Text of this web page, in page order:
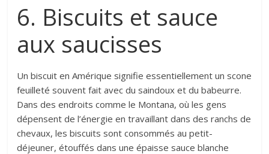
6. Biscuits et sauce
aux saucisses
Un biscuit en Amérique signifie essentiellement un scone
feuilleté souvent fait avec du saindoux et du babeurre.
Dans des endroits comme le Montana, où les gens
dépensent de l’énergie en travaillant dans des ranchs de
chevaux, les biscuits sont consommés au petit-
déjeuner, étouffés dans une épaisse sauce blanche